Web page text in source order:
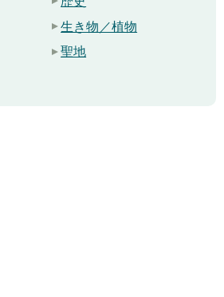
生き物／植物
聖地